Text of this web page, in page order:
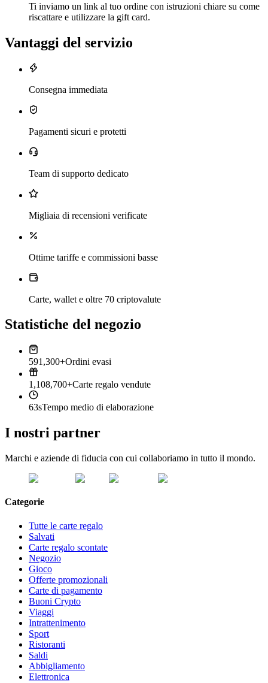
Ti inviamo un link al tuo ordine con istruzioni chiare su come
riscattare e utilizzare la gift card.
Vantaggi del servizio
Consegna immediata
Pagamenti sicuri e protetti
Team di supporto dedicato
Migliaia di recensioni verificate
Ottime tariffe e commissioni basse
Carte, wallet e oltre 70 criptovalute
Statistiche del negozio
591,300+Ordini evasi
1,108,700+Carte regalo vendute
63sTempo medio di elaborazione
I nostri partner
Marchi e aziende di fiducia con cui collaboriamo in tutto il mondo.
Categorie
Tutte le carte regalo
Salvati
Carte regalo scontate
Negozio
Gioco
Offerte promozionali
Carte di pagamento
Buoni Crypto
Viaggi
Intrattenimento
Sport
Ristoranti
Saldi
Abbigliamento
Elettronica